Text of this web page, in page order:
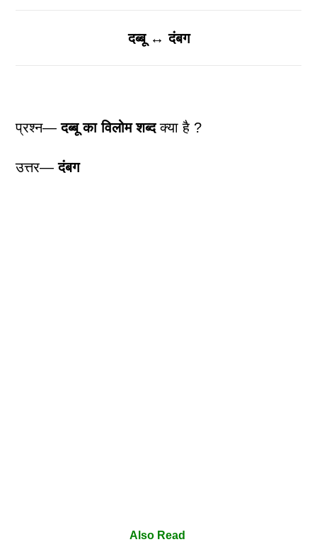
दब्बू ↔ दंबग
प्रश्न—दब्बूका विलोम शब्दक्या है ?
उत्तर—दंबग
Also Read